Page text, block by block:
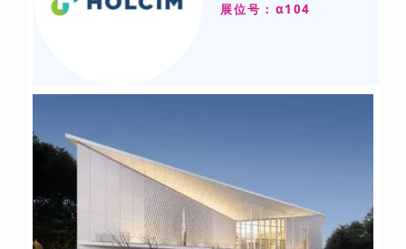
展位号：α104